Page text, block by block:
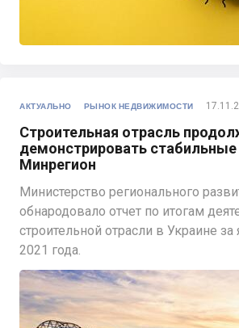
АКТУАЛЬНО РЫНОК НЕДВИЖИМОСТИ
Строительная отрасль
демонстрировать стабильные
Минрегион
Министерство регионального
обнародовало отчет по итогам
строительной отрасли в Украине за
2021 года.